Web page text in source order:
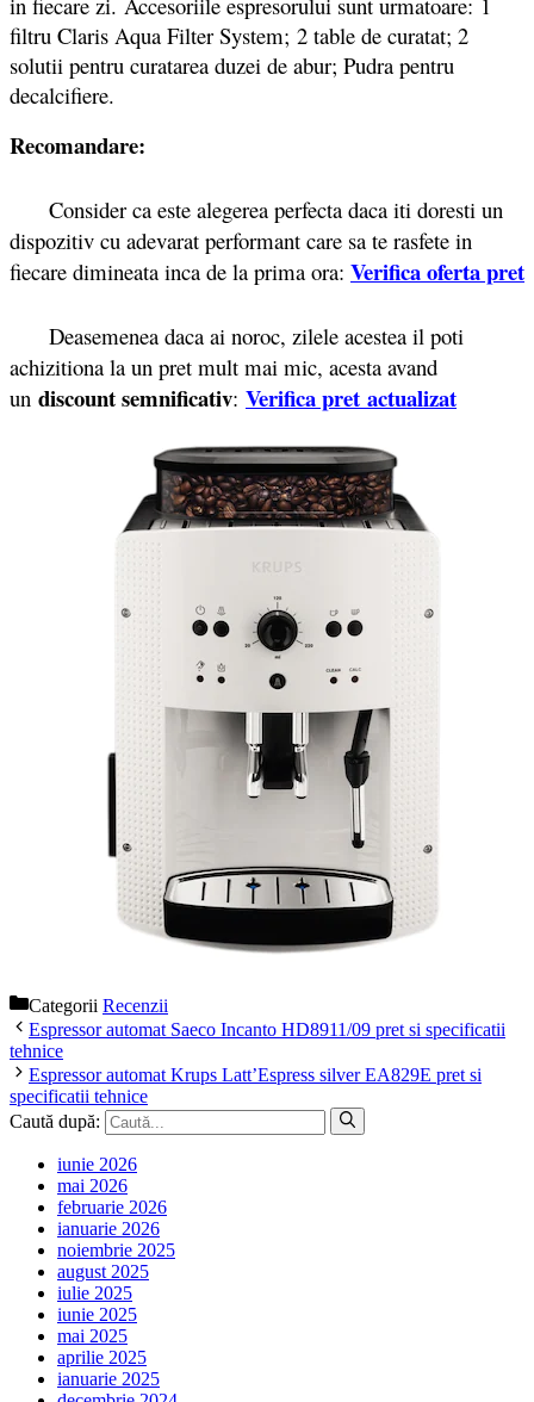
filtru Claris Aqua Filter System; 2 table de curatat; 2
solutii pentru curatarea duzei de abur; Pudra pentru
decalcifiere.
Recomandare:
Consider ca este alegerea perfecta daca iti doresti un
dispozitiv cu adevarat performant care sa te rasfete in
fiecare dimineata inca de la prima ora: Verifica oferta pret
Deasemenea daca ai noroc, zilele acestea il poti
achizitiona la un pret mult mai mic, acesta avand
un discount semnificativ: Verifica pret actualizat
Categorii Recenzii
Espressor automat Saeco Incanto HD8911/09 pret si specificatii
tehnice
Espressor automat Krups Latt’Espress silver EA829E pret si
specificatii tehnice
Caută după:
iunie 2026
mai 2026
februarie 2026
ianuarie 2026
noiembrie 2025
august 2025
iulie 2025
iunie 2025
mai 2025
aprilie 2025
ianuarie 2025